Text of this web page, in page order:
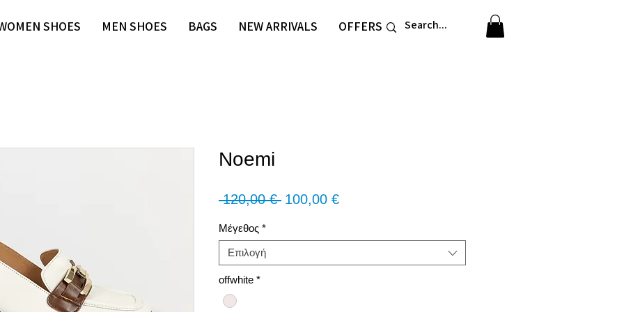
SHOES MEN SHOES BAGS NEW ARRIVALS OFFERS
Noemi
120,00 € Κανονική
100,00 €Τιμή
Μέγεθος *
Επιλογή
offwhite *